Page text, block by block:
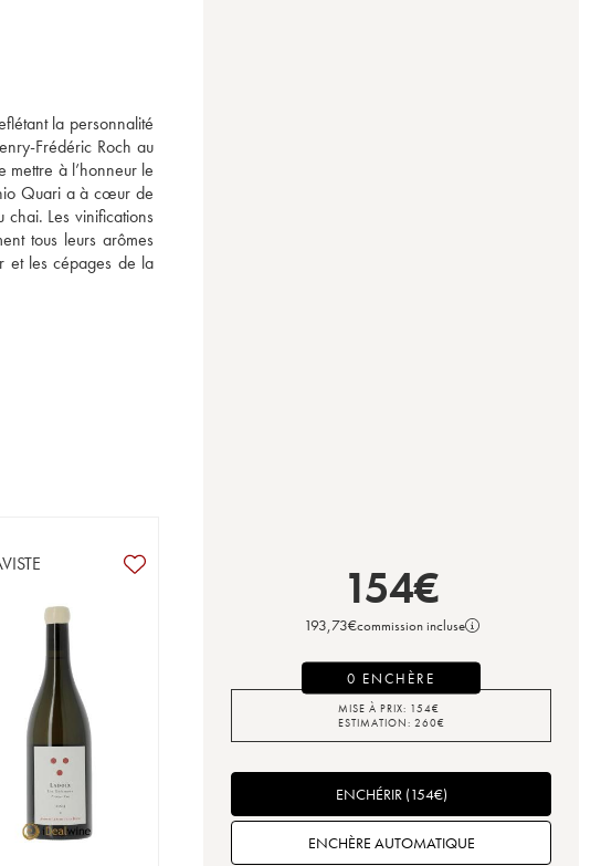
la personnalité
Frédéric Roch au
mettre à l’honneur le
Quari a à cœur de
Les vinifications
tous leurs arômes
et les cépages de la
154€
193,73€commission incluse
0 ENCHÈRE
MISE À PRIX: 154€
ESTIMATION: 260€
ENCHÉRIR(154€)
ENCHÈRE AUTOMATIQUE